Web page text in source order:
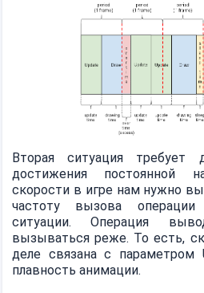
Вторая ситуация требует
достижения постоянной
скорости в игре нам нужно
частоту вызова операции
ситуации. Операция
вызываться реже. То есть,
деле связана с параметром
плавность анимации.